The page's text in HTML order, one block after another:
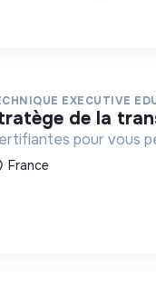
EXECUTIVE
de la
pour vous
France